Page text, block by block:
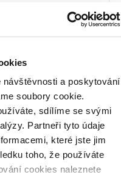
návštěvnosti a poskytování
soubory cookie.
sdílíme se svými
Partneři tyto údaje
které jste jim
toho, že používáte
cookies naleznete
000 Kč
2007
7.února 2007 do 12:00
7.února 2007 do
2007
aukce